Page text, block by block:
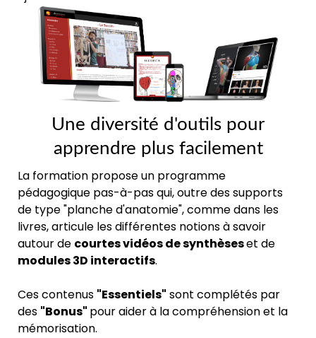
Une diversité d'outils pour
apprendre plus facilement
La formation propose un programme
pédagogique pas-à-pas qui, outre des supports
de type "planche d'anatomie", comme dans les
livres, articule les différentes notions à savoir
autour de courtes vidéos de synthèseset de
modules 3D interactifs.
Ces contenus "Essentiels" sont complétés par
des "Bonus" pour aider à la compréhension et la
mémorisation.